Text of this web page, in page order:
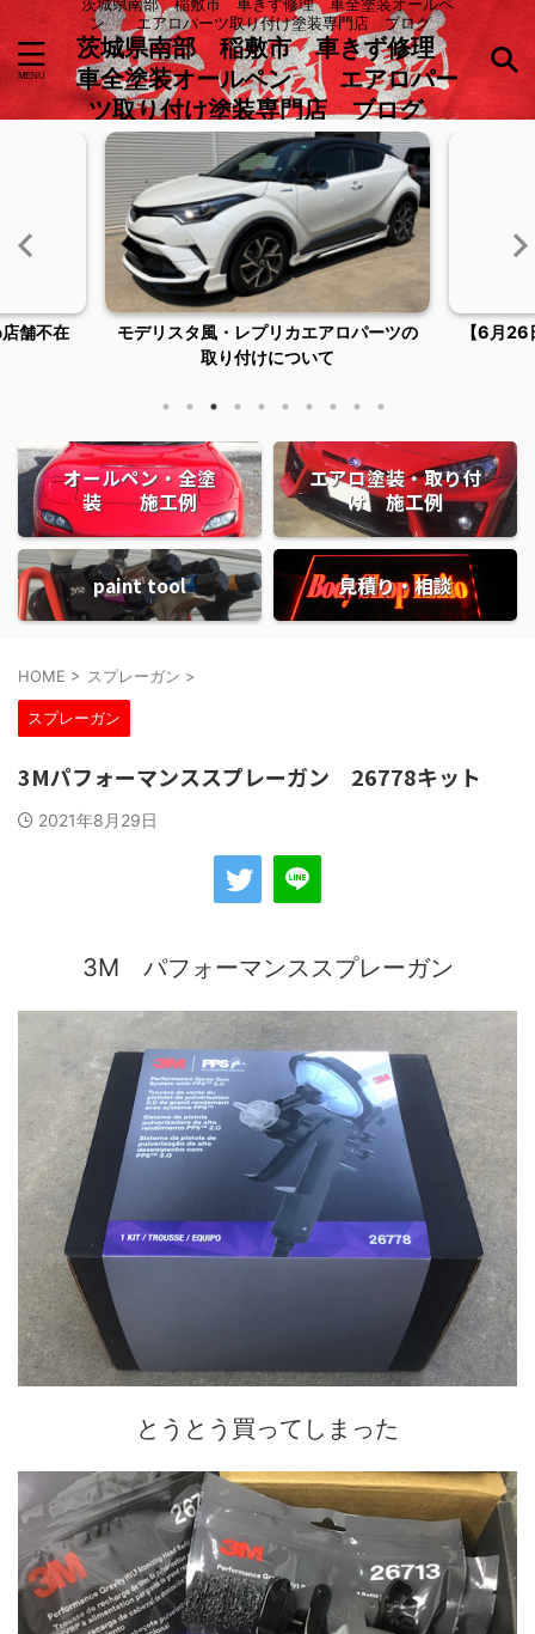
ン エアロパーツ取り付け塗装専門店 ブログ
茨城県南部 稲敷市 車きず修理
車全塗装オールペン エアロパー
ツ取り付け塗装専門店 ブログ
ーツの
【6月26日臨時休業およびご来店につい
てのお知らせ】
稲敷市
オールペン・全塗
装 施工例
エアロ塗装・取り付
け 施工例
paint tool 見積り・相談
HOME > スプレーガン >
スプレーガン
3Mパフォーマンススプレーガン 26778キット
2021年8月29日
3M パフォーマンススプレーガン
とうとう買ってしまった